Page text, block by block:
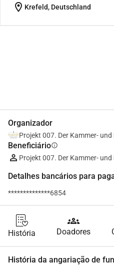
location_on Krefeld, Deutschland
Organizador
Projekt 007. Der Kammer-
Beneficiárioinfo
Projekt 007. Der Kammer-
Detalhes bancários para
**************6854
História
groups
Doadores
História da angariação de